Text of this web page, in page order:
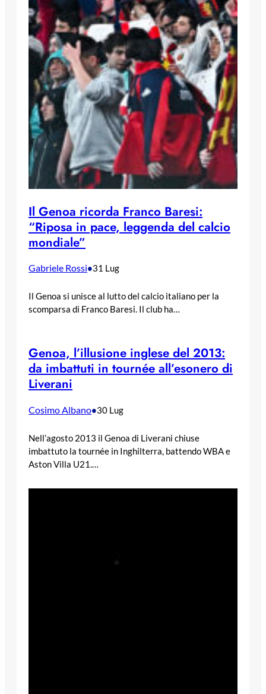
Il Genoa ricorda Franco Baresi:
“Riposa in pace, leggenda del calcio
mondiale”
Gabriele Rossi•31 Lug
Il Genoa si unisce al lutto del calcio italiano per la
scomparsa di Franco Baresi. Il club ha…
Genoa, l’illusione inglese del 2013:
da imbattuti in tournée all’esonero di
Liverani
Cosimo Albano•30 Lug
Nell’agosto 2013 il Genoa di Liverani chiuse
imbattuto la tournée in Inghilterra, battendo WBA e
Aston Villa U21.…